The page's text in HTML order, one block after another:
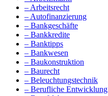
– Arbeitsrecht
– Autofinanzierung
– Bankgeschäfte
– Bankkredite
– Banktipps
– Bankwesen
– Baukonstruktion
– Baurecht
– Beleuchtungstechnik
– Berufliche Entwicklung